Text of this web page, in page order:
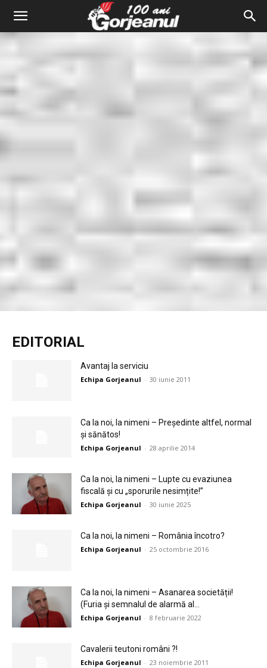
EDITORIAL
Avantaj la serviciu
Echipa Gorjeanul - 30 iunie 2011
Ca la noi, la nimeni – Preşedinte altfel, normal
şi sănătos!
Echipa Gorjeanul - 28 aprilie 2014
Ca la noi, la nimeni – Lupte cu evaziunea
fiscală și cu „sporurile nesimțite!”
Echipa Gorjeanul - 30 iunie 2025
Ca la noi, la nimeni – România încotro?
Echipa Gorjeanul - 25 octombrie 2016
Ca la noi, la nimeni – Asanarea societății!
(Furia și semnalul de alarmă al...
Echipa Gorjeanul - 8 februarie 2022
Cavalerii teutoni români ?!
Echipa Gorjeanul - 23 noiembrie 2011